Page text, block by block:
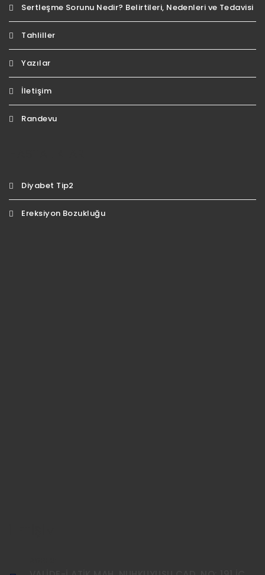
Sertleşme Sorunu Nedir? Belirtileri, Nedenleri ve Tedavisi
Tahliller
Yazılar
İletişim
Randevu
Diyabet Tip2
Ereksiyon Bozukluğu